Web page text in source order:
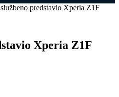
predstavio Xperia Z1F
Xperia Z1F